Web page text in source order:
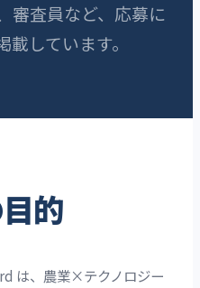
審査員など、応募に
しています。
的
は、農業×テクノロジー